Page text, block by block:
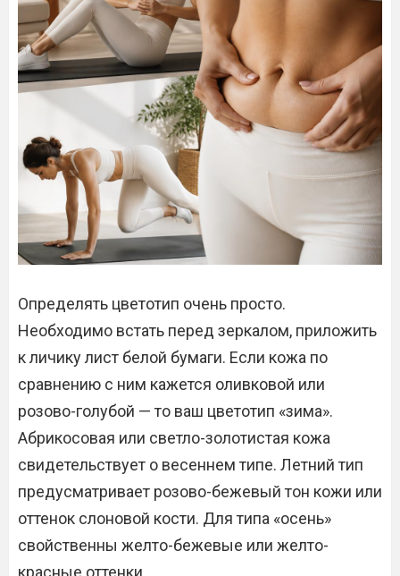
Определять цветотип очень просто.
Необходимо встать перед зеркалом, приложить
к личику лист белой бумаги. Если кожа по
сравнению с ним кажется оливковой или
розово-голубой — то ваш цветотип «зима».
Абрикосовая или светло-золотистая кожа
свидетельствует о весеннем типе. Летний тип
предусматривает розово-бежевый тон кожи или
оттенок слоновой кости. Для типа «осень»
свойственны желто-бежевые или желто-
красные оттенки.